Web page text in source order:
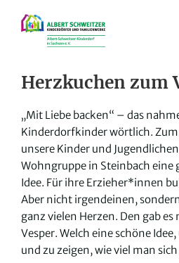
Inhalt
Herzkuchen zum
„Mit Liebe backen“ – das
Kinderdorfkinder wörtlich.
unsere Kinder und
Wohngruppe in Steinbach eine
Idee. Für ihre Erzieher*innen
Aber nicht irgendeinen,
ganz vielen Herzen. Den gab
Vesper. Welch eine schöne
und zu zeigen, wie viel man